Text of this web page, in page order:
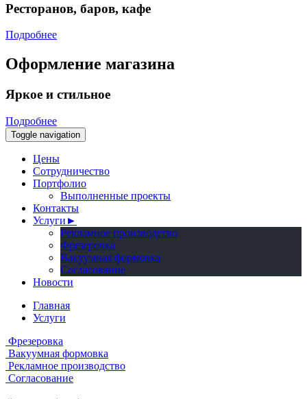
Ресторанов, баров, кафе
Подробнее
Оформление магазина
Яркое и стильное
Подробнее
Toggle navigation
Цены
Сотрудничество
Портфолио
Выполненные проекты
Контакты
Услуги ►
Рекламное производство
Фрезеровка
Вакуумная формовка
Согласование
Новости
Главная
Услуги
Фрезеровка
Вакуумная формовка
Рекламное производство
Согласование